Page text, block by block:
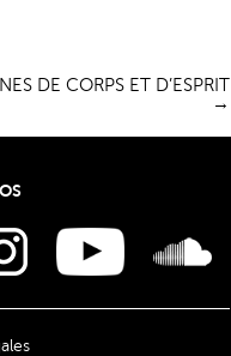
DE CORPS ET D’ESPRIT
→